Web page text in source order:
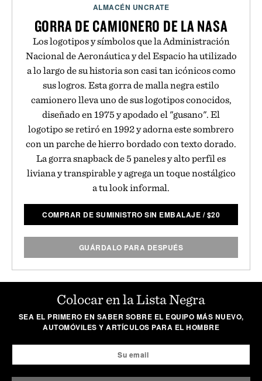
ALMACÉN UNCRATE
GORRA DE CAMIONERO DE LA NASA
Los logotipos y símbolos que la Administración
Nacional de Aeronáutica y del Espacio ha utilizado
a lo largo de su historia son casi tan icónicos como
sus logros. Esta gorra de malla negra estilo
camionero lleva uno de sus logotipos conocidos,
diseñado en 1975 y apodado el "gusano". El
logotipo se retiró en 1992 y adorna este sombrero
con un parche de hierro bordado con texto dorado.
La gorra snapback de 5 paneles y alto perfil es
liviana y transpirable y agrega un toque nostálgico
a tu look informal.
COMPRAR DE SUMINISTRO SIN EMBALAJE /$20
GUÁRDALO PARA DESPUÉS
Colocar en la Lista Negra
SEA EL PRIMERO EN SABER SOBRE EL EQUIPO MÁS NUEVO,
AUTOMÓVILES Y ARTÍCULOS PARA EL HOMBRE